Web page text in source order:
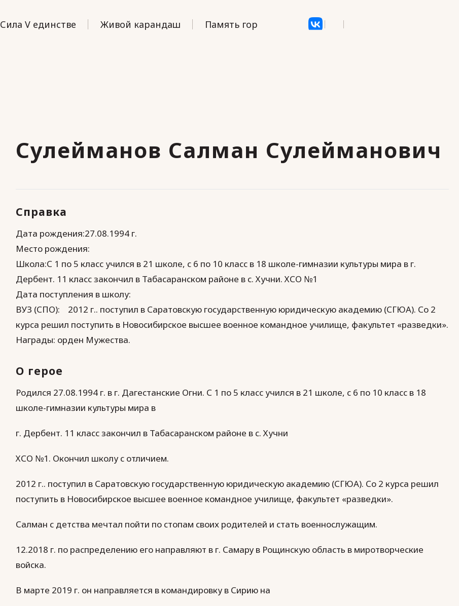
Сила V единстве Живой карандаш Память гор
Сулейманов Салман Сулейманович
Справка
Дата рождения:27.08.1994 г.
Место рождения:
Школа:С 1 по 5 класс учился в 21 школе, с 6 по 10 класс в 18 школе-гимназии культуры мира в г.
Дербент. 11 класс закончил в Табасаранском районе в с. Хучни. ХСО №1
Дата поступления в школу:
ВУЗ (СПО): 2012 г.. поступил в Саратовскую государственную юридическую академию (СГЮА). Со 2
курса решил поступить в Новосибирское высшее военное командное училище, факультет «разведки».
Награды: орден Мужества.
О герое
Родился 27.08.1994 г. в г. Дагестанские Огни. С 1 по 5 класс учился в 21 школе, с 6 по 10 класс в 18
школе-гимназии культуры мира в
г. Дербент. 11 класс закончил в Табасаранском районе в с. Хучни
ХСО №1. Окончил школу с отличием.
2012 г.. поступил в Саратовскую государственную юридическую академию (СГЮА). Со 2 курса решил
поступить в Новосибирское высшее военное командное училище, факультет «разведки».
Салман с детства мечтал пойти по стопам своих родителей и стать военнослужащим.
12.2018 г. по распределению его направляют в г. Самару в Рощинскую область в миротворческие
войска.
В марте 2019 г. он направляется в командировку в Сирию на